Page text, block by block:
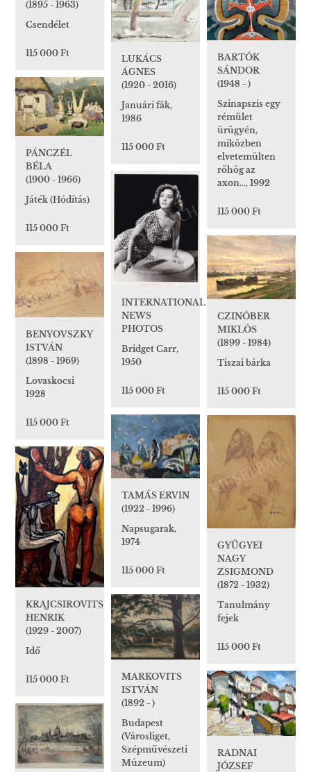
(1895 - 1963)
Csendélet
115 000 Ft
LUKÁCS
ÁGNES
(1920 - 2016)
Januári fák,
1986
115 000 Ft
BARTÓK
SÁNDOR
(1948 - )
Szinapszis egy
rémület
ürügyén,
miközben
elvetemülten
röhög az
axon…, 1992
115 000 Ft
PÁNCZÉL
BÉLA
(1900 - 1966)
Játék (Hódítás)
115 000 Ft
INTERNATIONAL
NEWS
PHOTOS
Bridget Carr,
1950
115 000 Ft
CZINÓBER
MIKLÓS
(1899 - 1984)
Tiszai bárka
115 000 Ft
BENYOVSZKY
ISTVÁN
(1898 - 1969)
Lovaskocsi
1928
115 000 Ft
TAMÁS ERVIN
(1922 - 1996)
Napsugarak,
1974
115 000 Ft
GYÜGYEI
NAGY
ZSIGMOND
(1872 - 1932)
Tanulmány
fejek
115 000 Ft
KRAJCSIROVITS
HENRIK
(1929 - 2007)
Idő
115 000 Ft
MARKOVITS
ISTVÁN
(1892 - )
Budapest
(Városliget,
Szépművészeti
Múzeum)
RADNAI
JÓZSEF